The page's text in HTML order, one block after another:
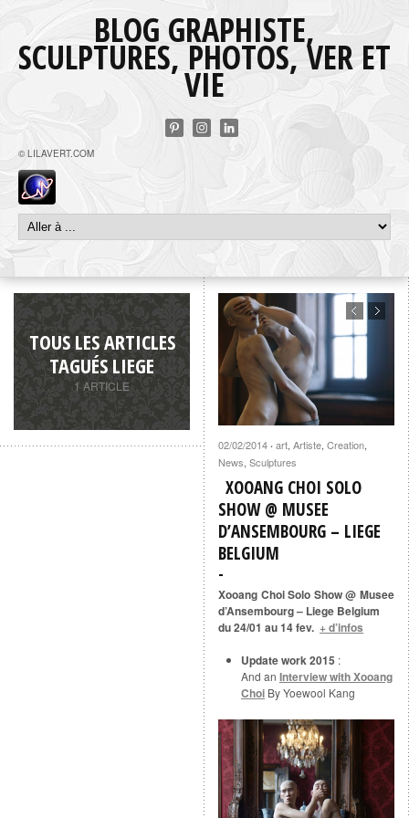
BLOG GRAPHISTE,
SCULPTURES, PHOTOS, VER ET
VIE
© LILAVERT.COM
TOUS LES ARTICLES
TAGUÉS LIEGE
1 ARTICLE
02/02/2014 · art, Artiste, Creation,
News, Sculptures
XOOANG CHOI SOLO
SHOW @ MUSEE
D’ANSEMBOURG – LIEGE
BELGIUM
Xooang Choi Solo Show @ Musee
d’Ansembourg – Liege Belgium
du 24/01 au 14 fev. + d’infos
Update work 2015 :
And an Interview with Xooang
Choi By Yoewool Kang